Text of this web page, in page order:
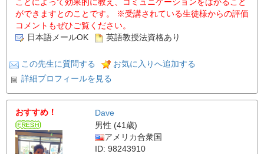
ことによって効果的に教え、コミュニケーションをはかること
ができますとのことです。 ※受講されている生徒様からの評価
コメントもぜひご覧ください。
日本語メールOK
英語教授法資格あり
この先生に質問する
お気に入りへ追加する
詳細プロフィールを見る
おすすめ！
Dave
男性 (41歳)
アメリカ合衆国
ID: 98243910